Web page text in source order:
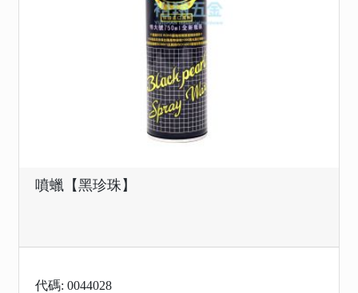
噴蠟【黑珍珠】
代碼: 0044028